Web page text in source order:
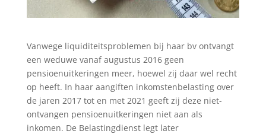
Vanwege liquiditeitsproblemen bij haar bv ontvangt
een weduwe vanaf augustus 2016 geen
pensioenuitkeringen meer, hoewel zij daar wel recht
op heeft. In haar aangiften inkomstenbelasting over
de jaren 2017 tot en met 2021 geeft zij deze niet-
ontvangen pensioenuitkeringen niet aan als
inkomen. De Belastingdienst legt later